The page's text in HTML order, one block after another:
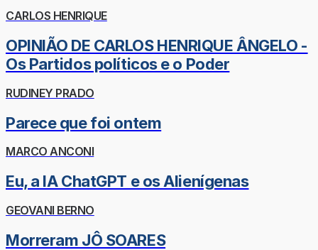
CARLOS HENRIQUE
OPINIÃO DE CARLOS HENRIQUE ÂNGELO -
Os Partidos políticos e o Poder
RUDINEY PRADO
Parece que foi ontem
MARCO ANCONI
Eu, a IA ChatGPT e os Alienígenas
GEOVANI BERNO
Morreram JÔ SOARES